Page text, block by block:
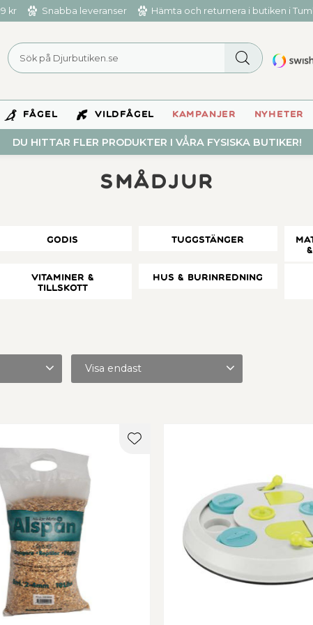
kr Snabba leveranser Hämta och returnera i butiken i
FÅGEL VILDFÅGEL KAMPANJER NYHETER
DU HITTAR FLER PRODUKTER I VÅRA FYSISKA BUTIKER!
Smådjur
Godis Tuggstänger
Vitaminer &
Tillskott
Hus & Burinredning
Visa endast
Lägg till i favoriter